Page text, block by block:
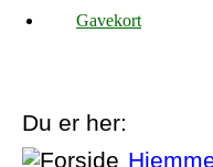
Gavekort
Du er her: